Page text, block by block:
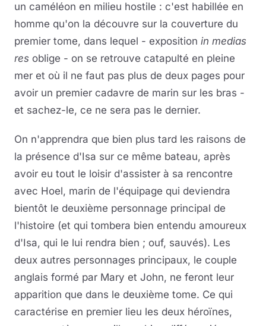
un caméléon en milieu hostile : c'est habillée en
homme qu'on la découvre sur la couverture du
premier tome, dans lequel - exposition in medias
res oblige - on se retrouve catapulté en pleine
mer et où il ne faut pas plus de deux pages pour
avoir un premier cadavre de marin sur les bras -
et sachez-le, ce ne sera pas le dernier.
On n'apprendra que bien plus tard les raisons de
la présence d'Isa sur ce même bateau, après
avoir eu tout le loisir d'assister à sa rencontre
avec Hoel, marin de l'équipage qui deviendra
bientôt le deuxième personnage principal de
l'histoire (et qui tombera bien entendu amoureux
d'Isa, qui le lui rendra bien ; ouf, sauvés). Les
deux autres personnages principaux, le couple
anglais formé par Mary et John, ne feront leur
apparition que dans le deuxième tome. Ce qui
caractérise en premier lieu les deux héroïnes,